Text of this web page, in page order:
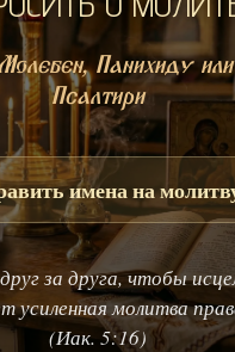
Панихиду
Псалтири
имена на
за друга, чтобы
усиленная молитва
(Иак. 5:16)